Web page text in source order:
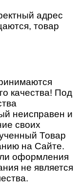
адрес
товар
качества! Под
неисправен и
своих
Товар
на Сайте.
оформления
не является